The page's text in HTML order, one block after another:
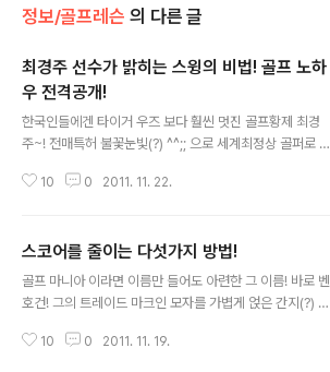
정보/골프레슨 의 다른 글
최경주 선수가 밝히는 스윙의 비법! 골프 노하
우 전격공개!
한국인들에겐 타이거 우즈 보다 훨씬 멋진 골프황제 최경
주~! 전매특허 불꽃눈빛(?) ^^;; 으로 세계최정상 골퍼로 올
다. 바로 모든 골퍼들의 숙제, 스윙에 관한 것이죠. 최경주
는 습관 중 하나는 바로 공허한 스윙입니다. 남의 스윙과 레
슨에는 관심이 있지만 정작 본인이 스윙을 할 때 대충 스윙
을 하는 것인데요, ^^; 모든 골퍼에게는 반복적인 강점과 약
스윙을 치고 싶다면 이 부분을 정확히 파악해야 하는 것이
10 0 2011. 11. 22.
스코어를 줄이는 다섯가지 방법!
골프 마니아 이라면 이름만 들어도 아련한 그 이름! 바로 벤
호건! 그의 트레이드 마크인 모자를 가볍게 얹은 간지(?) 플
내는 벤 호건 선수 아직까지도 많은 사람들이 손꼽는 골퍼
10 0 2011. 11. 19.